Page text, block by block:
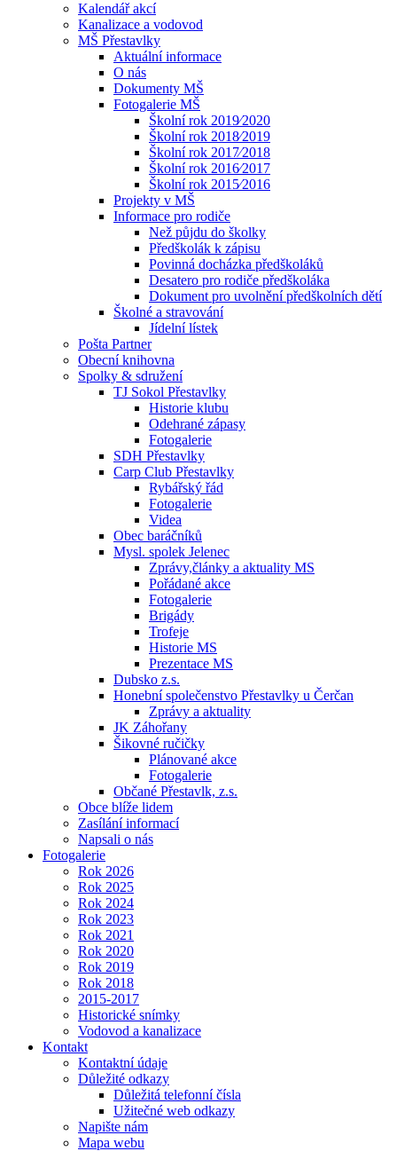
Kalendář akcí
Kanalizace a vodovod
MŠ Přestavlky
Aktuální informace
O nás
Dokumenty MŠ
Fotogalerie MŠ
Školní rok 2019⁄2020
Školní rok 2018⁄2019
Školní rok 2017⁄2018
Školní rok 2016⁄2017
Školní rok 2015⁄2016
Projekty v MŠ
Informace pro rodiče
Než půjdu do školky
Předškolák k zápisu
Povinná docházka předškoláků
Desatero pro rodiče předškoláka
Dokument pro uvolnění předškolních dětí
Školné a stravování
Jídelní lístek
Pošta Partner
Obecní knihovna
Spolky & sdružení
TJ Sokol Přestavlky
Historie klubu
Odehrané zápasy
Fotogalerie
SDH Přestavlky
Carp Club Přestavlky
Rybářský řád
Fotogalerie
Videa
Obec baráčníků
Mysl. spolek Jelenec
Zprávy,články a aktuality MS
Pořádané akce
Fotogalerie
Brigády
Trofeje
Historie MS
Prezentace MS
Dubsko z.s.
Honební společenstvo Přestavlky u Čerčan
Zprávy a aktuality
JK Záhořany
Šikovné ručičky
Plánované akce
Fotogalerie
Občané Přestavlk, z.s.
Obce blíže lidem
Zasílání informací
Napsali o nás
Fotogalerie
Rok 2026
Rok 2025
Rok 2024
Rok 2023
Rok 2021
Rok 2020
Rok 2019
Rok 2018
2015-2017
Historické snímky
Vodovod a kanalizace
Kontakt
Kontaktní údaje
Důležité odkazy
Důležitá telefonní čísla
Užitečné web odkazy
Napište nám
Mapa webu